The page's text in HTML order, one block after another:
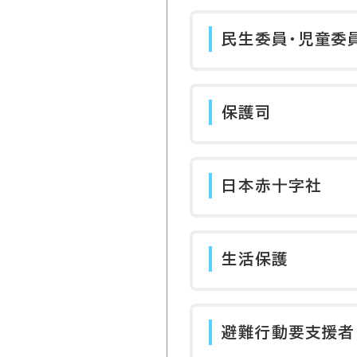
民生委員・児童委
保護司
日本赤十字社
生活保護
避難行動要支援者